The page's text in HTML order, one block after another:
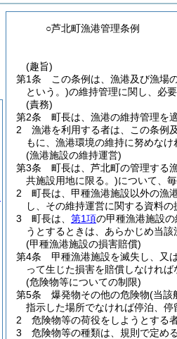
○芦北町漁港管理条例
(趣旨)
第1条
この条例は、漁港及び漁場
という。)の維持管理に関し、必
(責務)
第2条
町長は、漁港の維持管理を
2
漁港を利用する者は、この条例
もに、漁港環境の維持に努めなけ
(漁港施設の維持運営)
第3条
町長は、芦北町の管理する
共施設用地に限る。)について、
2
町長は、甲種漁港施設以外の漁
し、その維持運営に関する資料
3
町長は、 第1項の甲種漁港施設
うとするときは、あらかじめ当
(甲種漁港施設の損害賠償)
第4条
甲種漁港施設を滅失し、又
って生じた損害を賠償しなければ
(危険物等についての制限)
第5条
爆発物その他の危険物(当該
指示した場所でなければ停泊、停
2
危険物等の荷役をしようとする
3
危険物等の種類は、規則で定める